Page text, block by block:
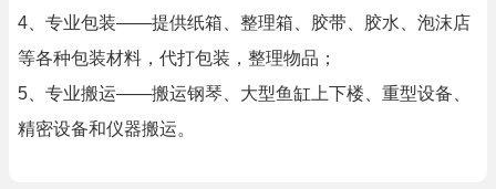
4、专业包装——提供纸箱、整理箱、胶带、胶水、泡沫店
等各种包装材料，代打包装，整理物品；
5、专业搬运——搬运钢琴、大型鱼缸上下楼、重型设备、
精密设备和仪器搬运。